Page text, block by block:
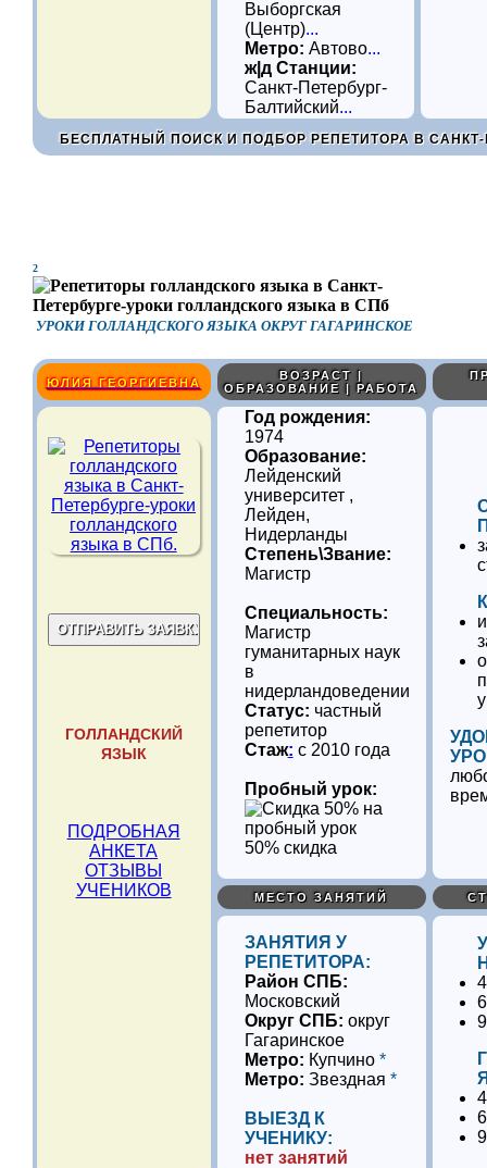
Выборгская
(Центр)...
Метро: Автово...
ж|д Станции:
Санкт-Петербург-
Балтийский...
БЕСПЛАТНЫЙ ПОИСК И ПОДБОР РЕПЕТИТОРА В САНКТ-
2
УРОКИ ГОЛЛАНДСКОГО ЯЗЫКА ОКРУГ ГАГАРИНСКОЕ
ЮЛИЯ ГЕОРГИЕВНА
ВОЗРАСТ |
ОБРАЗОВАНИЕ | РАБОТА
ГОЛЛАНДСКИЙ
ЯЗЫК
ПОДРОБНАЯ
АНКЕТА
ОТЗЫВЫ
УЧЕНИКОВ
Год рождения:
1974
Образование:
Лейденский
университет ,
Лейден,
Нидерланды
Степень\Звание:
Магистр
Специальность:
Магистр
гуманитарных наук
в
нидерландоведении
Статус: частный
репетитор
Стаж: с 2010 года
Пробный урок:
50% скидка
МЕСТО ЗАНЯТИЙ
ЗАНЯТИЯ У
РЕПЕТИТОРА:
Район СПБ:
Московский
Округ СПБ: округ
Гагаринское
Метро: Купчино *
Метро: Звездная *
ВЫЕЗД К
УЧЕНИКУ:
нет занятий